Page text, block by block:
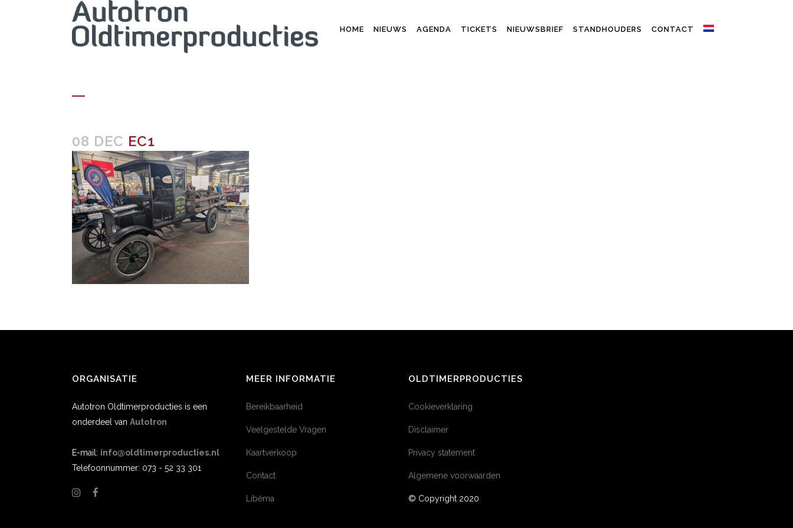
HOME NIEUWS AGENDA TICKETS NIEUWSBRIEF STANDHOUDERS CONTACT
08 DEC EC1
ORGANISATIE
Autotron Oldtimerproducties is een
onderdeel van Autotron
E-mail: info@oldtimerproducties.nl
Telefoonnummer: 073 - 52 33 301
MEER INFORMATIE
Bereikbaarheid
Veelgestelde Vragen
Kaartverkoop
Contact
Libéma
OLDTIMERPRODUCTIES
Cookieverklaring
Disclaimer
Privacy statement
Algemene voorwaarden
© Copyright 2020